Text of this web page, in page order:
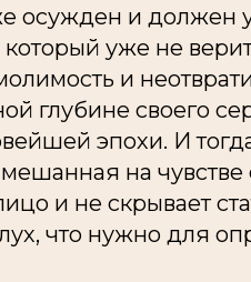
осужден и должен
уже не
и
глубине своего
эпохи. И
на
и не скрывает
что нужно для